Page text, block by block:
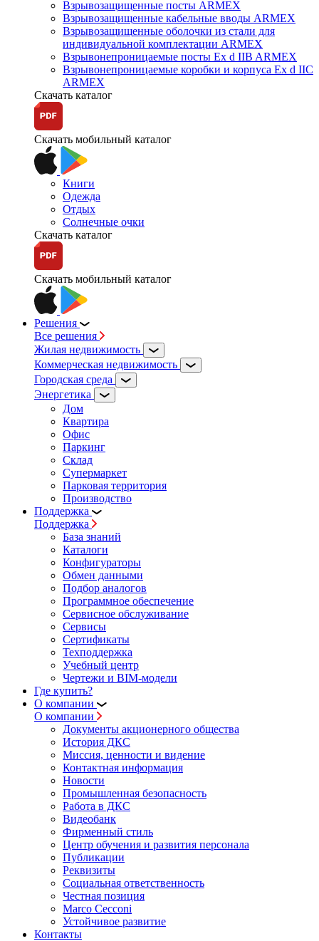
Взрывозащищенные посты ARMEX
Взрывозащищенные кабельные вводы ARMEX
Взрывозащищенные оболочки из стали для
индивидуальной комплектации ARMEX
Взрывонепроницаемые посты Ex d IIB ARMEX
Взрывонепроницаемые коробки и корпуса Ex d IIС
ARMEX
Скачать каталог
Скачать мобильный каталог
Книги
Одежда
Отдых
Солнечные очки
Скачать каталог
Скачать мобильный каталог
Решения
Все решения
Жилая недвижимость
Коммерческая недвижимость
Городская среда
Энергетика
Дом
Квартира
Офис
Паркинг
Склад
Супермаркет
Парковая территория
Производство
Поддержка
Поддержка
База знаний
Каталоги
Конфигураторы
Обмен данными
Подбор аналогов
Программное обеспечение
Сервисное обслуживание
Сервисы
Сертификаты
Техподдержка
Учебный центр
Чертежи и BIM-модели
Где купить?
О компании
О компании
Документы акционерного общества
История ДКС
Миссия, ценности и видение
Контактная информация
Новости
Промышленная безопасность
Работа в ДКС
Видеобанк
Фирменный стиль
Центр обучения и развития персонала
Публикации
Реквизиты
Социальная ответственность
Честная позиция
Marco Cecconi
Устойчивое развитие
Контакты